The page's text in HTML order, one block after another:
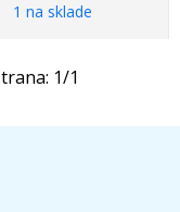
1 na sklade
1/1